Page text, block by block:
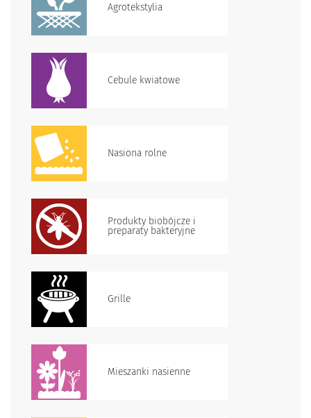
Agrotekstylia
Cebule kwiatowe
Nasiona rolne
Produkty biobójcze i
preparaty bakteryjne
Grille
Mieszanki nasienne